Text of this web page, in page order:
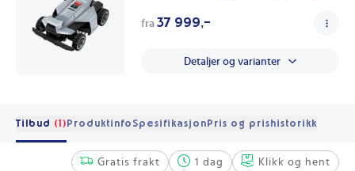
fra 37 999,-
Detaljer og varianter
Tilbud (1) Produktinfo Spesifikasjon Pris og prishistorikk
Gratis frakt 1 dag Klikk og hent